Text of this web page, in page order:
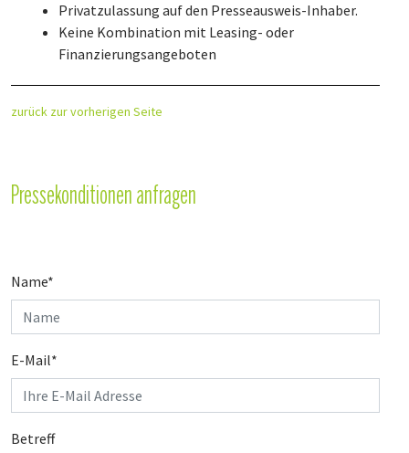
Privatzulassung auf den Presseausweis-Inhaber.
Keine Kombination mit Leasing- oder
Finanzierungsangeboten
zurück zur vorherigen Seite
Pressekonditionen anfragen
Name*
E-Mail*
Betreff